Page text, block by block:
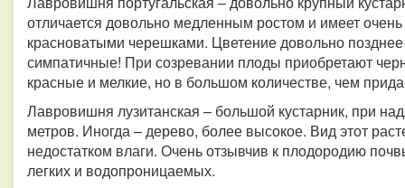
отличается довольно медленным ростом и имеет
красноватыми черешками. Цветение довольно
симпатичные! При созревании плоды приобретают
красные и мелкие, но в большом количестве, чем
Лавровишня лузитанская – большой кустарник, при
метров. Иногда – дерево, более высокое. Вид этот
недостатком влаги. Очень отзывчив к плодородию
легких и водопроницаемых.